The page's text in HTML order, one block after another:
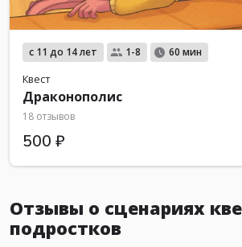
с 11 до 14 лет 1-8 60 мин
Квест
Драконополис
18 отзывов
500 ₽
Отзывы о сценариях
подростков